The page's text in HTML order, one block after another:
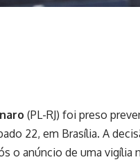
(PL-RJ) foi preso
22, em Brasília. A
o anúncio de uma